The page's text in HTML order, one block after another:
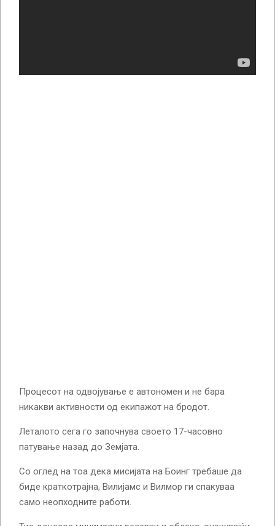
Процесот на одвојување е автономен и не бара
никакви активности од екипажот на бродот.
Леталото сега го започнува своето 17-часовно
патување назад до Земјата.
Со оглед на тоа дека мисијата на Боинг требаше да
биде краткотрајна, Вилијамс и Вилмор ги спакуваа
само неопходните работи.